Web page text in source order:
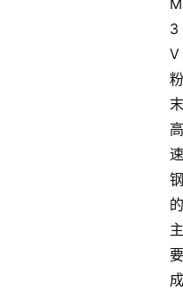
M
3
V
粉
末
高
速
钢
的
主
要
成